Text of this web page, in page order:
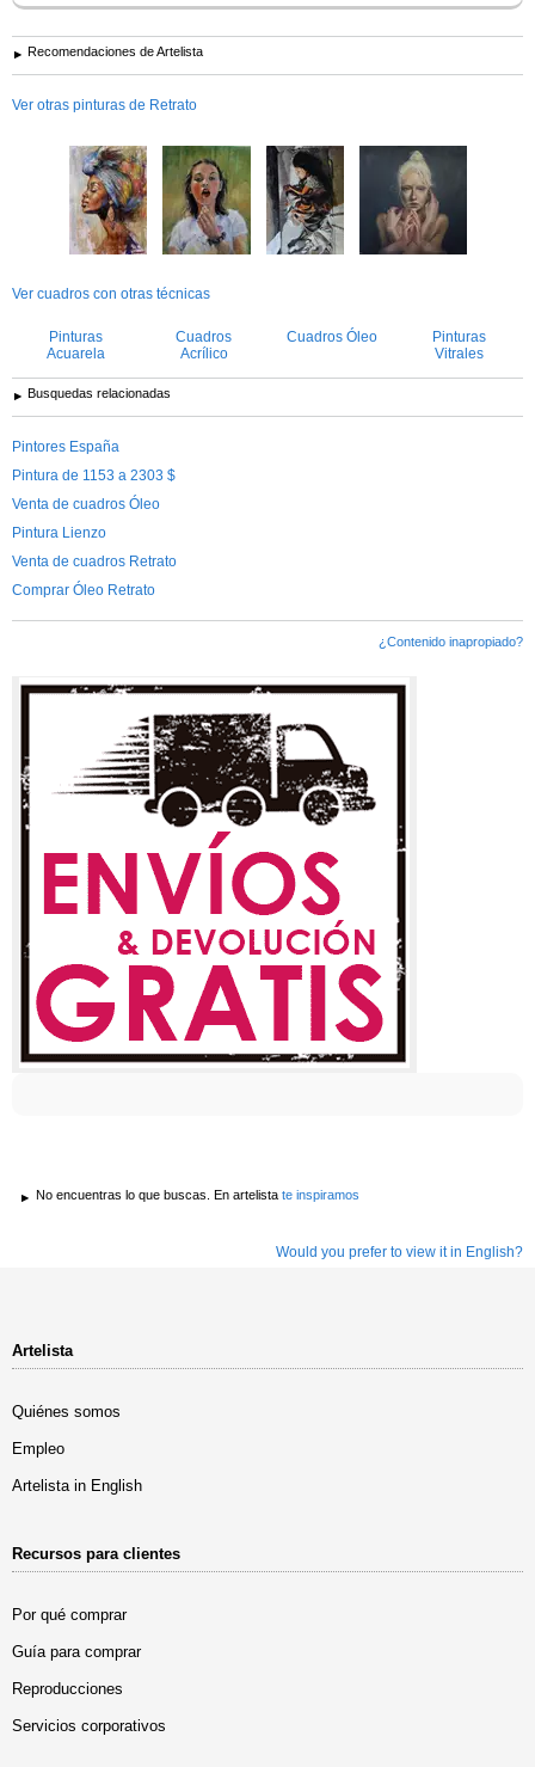
Recomendaciones de Artelista
Ver otras pinturas de Retrato
Ver cuadros con otras técnicas
Pinturas
Acuarela
Cuadros
Acrílico
Cuadros Óleo
Pinturas
Vitrales
Busquedas relacionadas
Pintores España
Pintura de 1153 a 2303 $
Venta de cuadros Óleo
Pintura Lienzo
Venta de cuadros Retrato
Comprar Óleo Retrato
¿Contenido inapropiado?
No encuentras lo que buscas. En artelista te inspiramos
Would you prefer to view it in English?
Artelista
Quiénes somos
Empleo
Artelista in English
Recursos para clientes
Por qué comprar
Guía para comprar
Reproducciones
Servicios corporativos